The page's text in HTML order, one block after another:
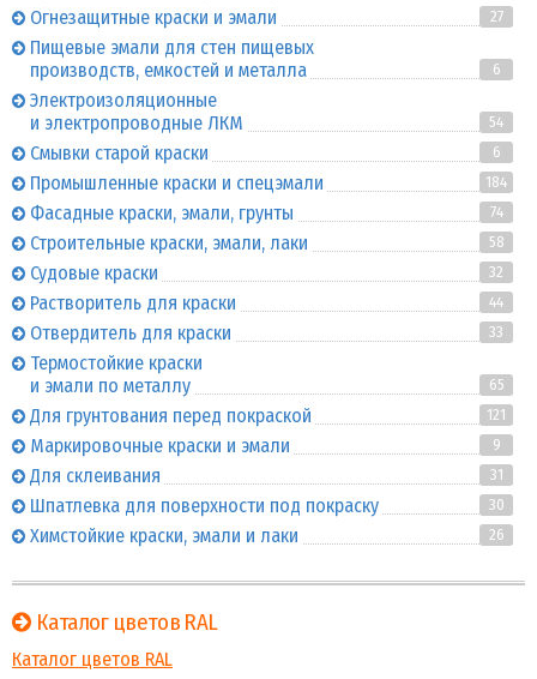
Огнезащитные краски и эмали 27
Пищевые эмали для стен пищевых
производств, емкостей и металла
6
Электроизоляционные
и электропроводные ЛКМ
54
Смывки старой краски 6
Промышленные краски и спецэмали 184
Фасадные краски, эмали, грунты 74
Строительные краски, эмали, лаки 58
Судовые краски 32
Растворитель для краски 44
Отвердитель для краски 33
Термостойкие краски
и эмали по металлу
65
Для грунтования перед покраской 121
Маркировочные краски и эмали 9
Для склеивания 31
Шпатлевка для поверхности под покраску 30
Химстойкие краски, эмали и лаки 26
Каталог цветов RAL
Каталог цветов RAL